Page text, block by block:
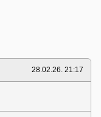
28.02.26. 21:17